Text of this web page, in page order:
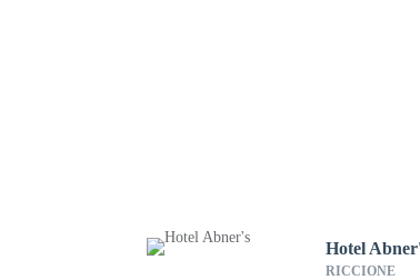
Hotel
RICCIONE